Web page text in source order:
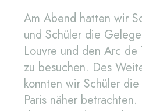
Am Abend hatten wir
und Schüler die
Louvre und den Arc de
zu besuchen. Des
konnten wir Schüler die
Paris näher betrachten.